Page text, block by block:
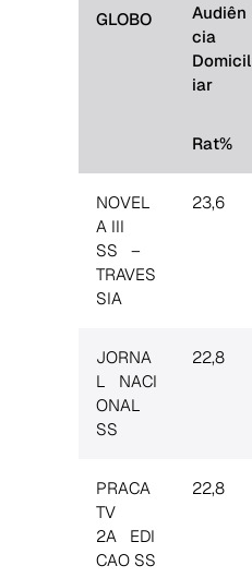
GLOBO
Audiên
cia
Domicil
iar
Rat%
NOVEL
A III
SS –
TRAVES
SIA
23,6
JORNA
L NACI
ONAL
SS
22,8
PRACA
TV
2A EDI
CAO SS
22,8